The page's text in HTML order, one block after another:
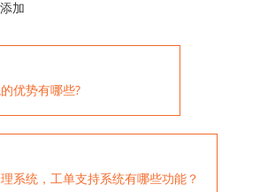
加
优势有哪些?
系统，工单支持系统有哪些功能？